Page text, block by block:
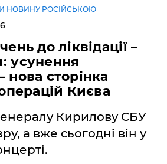
НОВИНУ РОСІЙСЬКОЮ
до ліквідації –
усунення
нова сторінка
Києва
Кирилову СБУ
а вже сьогодні він у